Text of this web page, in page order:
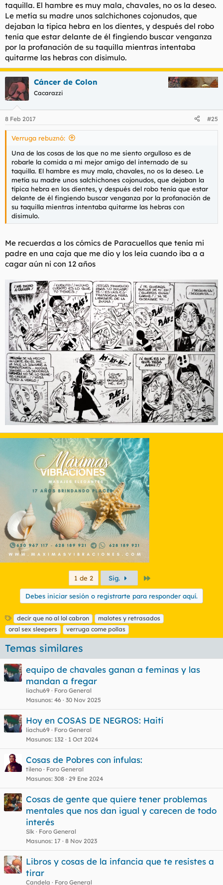
taquilla. El hambre es muy mala, chavales, no os la deseo.
Le metía su madre unos salchichones cojonudos, que
dejaban la típica hebra en los dientes, y después del robo
tenía que estar delante de él fingiendo buscar venganza
por la profanación de su taquilla mientras intentaba
quitarme las hebras con disimulo.
Cáncer de Colon
Cacarazzi
8 Feb 2017 #25
Verruga rebuznó:
Una de las cosas de las que no me siento orgulloso es de
robarle la comida a mi mejor amigo del internado de su
taquilla. El hambre es muy mala, chavales, no os la deseo. Le
metía su madre unos salchichones cojonudos, que dejaban la
típica hebra en los dientes, y después del robo tenía que estar
delante de él fingiendo buscar venganza por la profanación de
su taquilla mientras intentaba quitarme las hebras con
disimulo.
Me recuerdas a los cómics de Paracuellos que tenía mi
padre en una caja que me dio y los leía cuando iba a a
cagar aún ni con 12 años
1 de 2 Sig.
Debes iniciar sesión o registrarte para responder aquí.
E
t
i
q
u
e
t
a
decir que no al lol cabron
malotes y retrasados
oral sex sleepers
verruga come pollas
Temas similares
equipo de chavales ganan a feminas y las
mandan a fregar
liachu69
Foro General
Masunos 46 30 Nov 2025
Hoy en COSAS DE NEGROS: Haití
liachu69
Foro General
Masunos 132 1 Oct 2024
Cosas de Pobres con ínfulas:
tileno
Foro General
Masunos 308 29 Ene 2024
Cosas de gente que quiere tener problemas
mentales que nos dan igual y carecen de todo
interés
Slk
Foro General
Masunos 17 8 Nov 2023
Libros y cosas de la infancia que te resistes a
tirar
Candela
Foro General